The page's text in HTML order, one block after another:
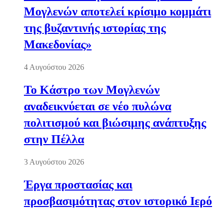
Μογλενών αποτελεί κρίσιμο κομμάτι
της βυζαντινής ιστορίας της
Μακεδονίας»
4 Αυγούστου 2026
Το Κάστρο των Μογλενών
αναδεικνύεται σε νέο πυλώνα
πολιτισμού και βιώσιμης ανάπτυξης
στην Πέλλα
3 Αυγούστου 2026
Έργα προστασίας και
προσβασιμότητας στον ιστορικό Ιερό